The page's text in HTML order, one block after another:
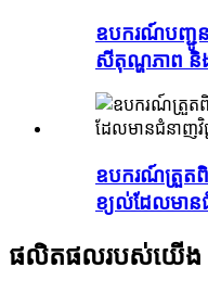
ឧបករណ៍បញ្ជូ
សីតុណ្ហភាព
ឧបករណ៍ត្រួត
ខ្យល់ដែលមានជំ
ផលិតផលរបស់យើង